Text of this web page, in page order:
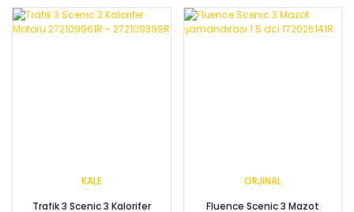
KALE
Trafik 3 Scenic 3 Kalorifer
ORJİNAL
Fluence Scenic 3 Mazot